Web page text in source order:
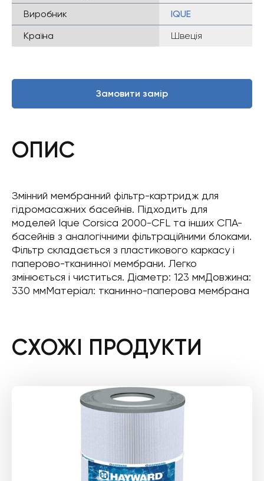
Виробник
IQUE
Країна
Швеція
Замовити замір
ОПИС
Змінний мембранний фільтр-картридж для
гідромасажних басейнів. Підходить для
моделей Ique Corsica 2000-CFL та інших СПА-
басейнів з аналогічними фільтраційними блоками.
Фільтр складається з пластикового каркасу і
паперово-тканинної мембрани. Легко
змінюється і чиститься. Діаметр: 123 ммДовжина:
330 ммМатеріал: тканинно-паперова мембрана
СХОЖІ ПРОДУКТИ